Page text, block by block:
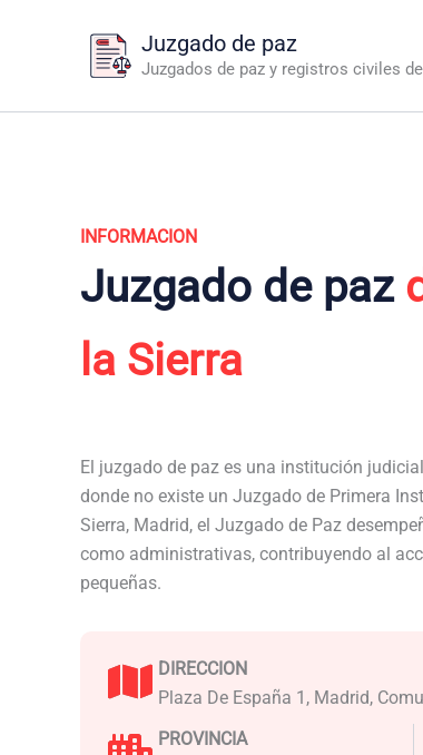
Juzgado de paz
Juzgados de paz y registros civiles
INFORMACION
Juzgado de paz
la Sierra
El juzgado de paz es una institución
donde no existe un Juzgado de Primera
Sierra, Madrid, el Juzgado de Paz
como administrativas, contribuyendo al
pequeñas.
DIRECCION
Plaza De España 1, Madrid,
PROVINCIA